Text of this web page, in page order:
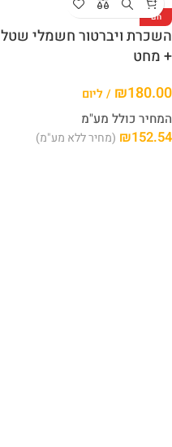
חם
השכרת ויברטור חשמלי שטל
+ מחט
₪180.00 / ליום
המחיר כולל מע"מ
₪152.54 (מחיר ללא מע"מ)